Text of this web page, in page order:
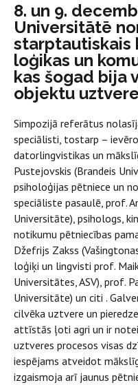
8. un 9.
Universitātē
starptautiskais
loģikas un
kas šogad bija
objektu
Simpozijā referātus
speciālisti, tostarp –
datorlingvistikas un
Pustejovskis (Brandeis
psiholoģijas pētniece un
speciāliste pasaulē, prof.
Universitāte), psihologs,
notikumu pētniecības
Džefrijs Zakss
loģiķi un lingvisti prof.
Universitātes, ASV), prof.
Universitāte) un citi .
cilvēka uztvere un
attīstās ļoti agri un ir
uztveres procesos visas
iespējams atveidot
izgaismoja arī jaunus